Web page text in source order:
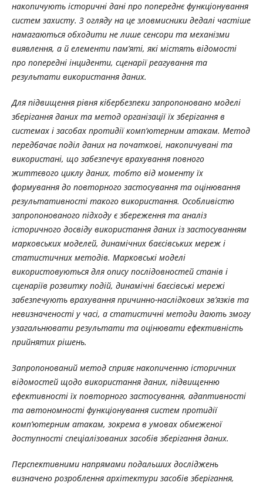
накопичують історичні дані про попереднє функціонування
систем захисту. З огляду на це зловмисники дедалі частіше
намагаються обходити не лише сенсори та механізми
виявлення, а й елементи пам’яті, які містять відомості
про попередні інциденти, сценарії реагування та
результати використання даних.
Для підвищення рівня кібербезпеки запропоновано моделі
зберігання даних та метод організації їх зберігання в
системах і засобах протидії комп’ютерним атакам. Метод
передбачає поділ даних на початкові, накопичувані та
використані, що забезпечує врахування повного
життєвого циклу даних, тобто від моменту їх
формування до повторного застосування та оцінювання
результативності такого використання. Особливістю
запропонованого підходу є збереження та аналіз
історичного досвіду використання даних із застосуванням
марковських моделей, динамічних баєсівських мереж і
статистичних методів. Марковські моделі
використовуються для опису послідовностей станів і
сценаріїв розвитку подій, динамічні баєсівські мережі
забезпечують врахування причинно-наслідкових зв’язків та
невизначеності у часі, а статистичні методи дають змогу
узагальнювати результати та оцінювати ефективність
прийнятих рішень.
Запропонований метод сприяє накопиченню історичних
відомостей щодо використання даних, підвищенню
ефективності їх повторного застосування, адаптивності
та автономності функціонування систем протидії
комп’ютерним атакам, зокрема в умовах обмеженої
доступності спеціалізованих засобів зберігання даних.
Перспективними напрямами подальших досліджень
визначено розроблення архітектури засобів зберігання,